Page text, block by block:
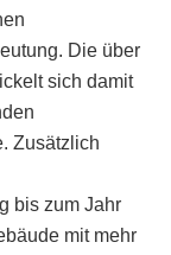
Die über
sich damit
Zusätzlich
bis zum Jahr
mit mehr